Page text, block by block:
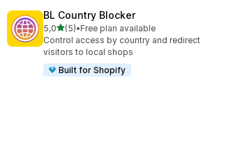
BL Country Blocker
5,05 yıldız üzerinden
(5)
toplam 5 değerlendirme
•Free plan available
Control access by country and redirect
visitors to local shops
Built for Shopify